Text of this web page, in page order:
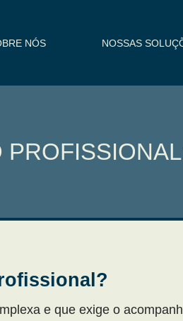
NÓS NOSSAS
e que exige o